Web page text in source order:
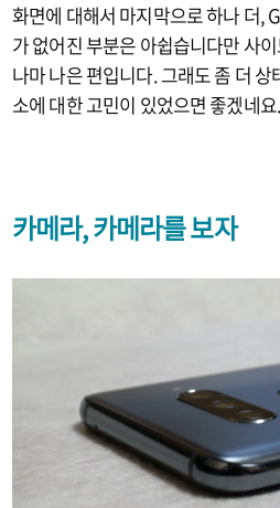
화면에 대해서 마지막으로 하나 더,
가 없어진 부분은 아쉽습니다만 사
나마 나은 편입니다. 그래도 좀 더
소에 대한 고민이 있었으면 좋겠네요.
카메라, 카메라를 보자